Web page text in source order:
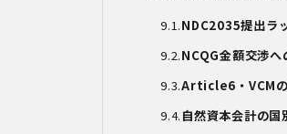
NDC2035提出ラ
NCQG金額交渉へ
Article6 ・ VCM
自然資本会計の